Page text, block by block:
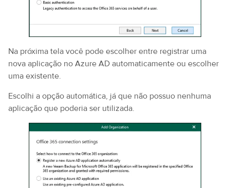
Na próxima tela você pode escolher entre registrar uma
nova aplicação no Azure AD automaticamente ou escolher
uma existente.
Escolhi a opção automática, já que não possuo nenhuma
aplicação que poderia ser utilizada.